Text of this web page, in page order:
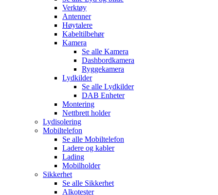
Verktøy
Antenner
Høytalere
Kabeltilbehør
Kamera
Se alle Kamera
Dashbordkamera
Ryggekamera
Lydkilder
Se alle Lydkilder
DAB Enheter
Montering
Nettbrett holder
Lydisolering
Mobiltelefon
Se alle Mobiltelefon
Ladere og kabler
Lading
Mobilholder
Sikkerhet
Se alle Sikkerhet
Alkotester